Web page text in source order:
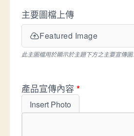
主要圖檔上傳
Featured Image
此主圖檔用於顯示於主題下方之主要宣傳
產品宣傳內容 *
Insert Photo